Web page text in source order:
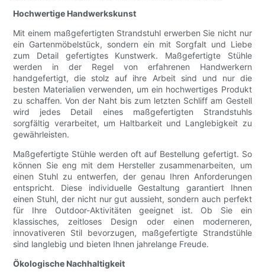
Hochwertige Handwerkskunst
Mit einem maßgefertigten Strandstuhl erwerben Sie nicht nur
ein Gartenmöbelstück, sondern ein mit Sorgfalt und Liebe
zum Detail gefertigtes Kunstwerk. Maßgefertigte Stühle
werden in der Regel von erfahrenen Handwerkern
handgefertigt, die stolz auf ihre Arbeit sind und nur die
besten Materialien verwenden, um ein hochwertiges Produkt
zu schaffen. Von der Naht bis zum letzten Schliff am Gestell
wird jedes Detail eines maßgefertigten Strandstuhls
sorgfältig verarbeitet, um Haltbarkeit und Langlebigkeit zu
gewährleisten.
Maßgefertigte Stühle werden oft auf Bestellung gefertigt. So
können Sie eng mit dem Hersteller zusammenarbeiten, um
einen Stuhl zu entwerfen, der genau Ihren Anforderungen
entspricht. Diese individuelle Gestaltung garantiert Ihnen
einen Stuhl, der nicht nur gut aussieht, sondern auch perfekt
für Ihre Outdoor-Aktivitäten geeignet ist. Ob Sie ein
klassisches, zeitloses Design oder einen moderneren,
innovativeren Stil bevorzugen, maßgefertigte Strandstühle
sind langlebig und bieten Ihnen jahrelange Freude.
Ökologische Nachhaltigkeit